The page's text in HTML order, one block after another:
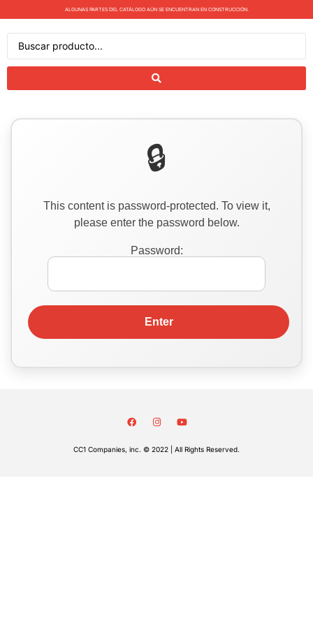
ALGUNAS PARTES DEL CATÁLOGO AÚN SE ENCUENTRAN EN CONSTRUCCIÓN.
This content is password-protected. To view it,
please enter the password below.
Password:
CC1 Companies, inc. © 2022 | All Rights Reserved.